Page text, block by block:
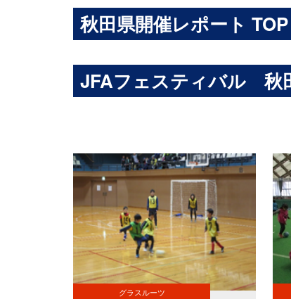
秋田県開催レポート TOP
JFAフェスティバル 秋
グラスルーツ